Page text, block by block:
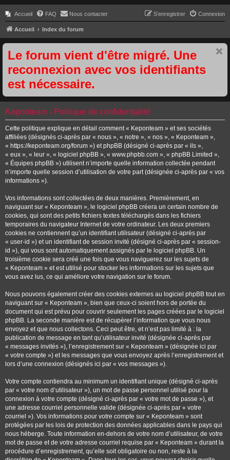
Accueil FAQ Nous contacter Connexion
S’enregistrer
Accueil Index du forum
Le forum vient d'être migré. Une
reconnexion avec vos identifiants
est nécessaire.
Keponteam - Politique de confidentialité
Cette politique explique en détail comment « Keponteam » et ses sociétés
affiliées (désignés ci-après par « nous », « notre », « nos », « Keponteam »,
« https://keponteam.org/forum ») et phpBB (désigné ci-après par « ils »,
« eux », « leur », « logiciel phpBB », « www.phpbb.com », « phpBB Limited »,
« Équipes phpBB ») utilisent n’importe quelle information collectée pendant
n’importe quelle session d’utilisation de votre part (désignée ci-après par « vos
informations »).
Vos informations sont collectées de deux manières. Premièrement, en
naviguant sur « Keponteam », le logiciel phpBB créera un certain nombre de
cookies, qui sont des petits fichiers textes téléchargés dans les fichiers
temporaires du navigateur Internet de votre ordinateur. Les deux premiers
cookies ne contiennent qu’un identifiant utilisateur (désigné ci-après par
« user-id ») et un identifiant de session invité (désigné ci-après par « session-
id »), qui vous sont automatiquement assignés par le logiciel phpBB. Un
troisième cookie sera créé une fois que vous naviguerez sur les sujets de
« Keponteam » et est utilisé pour stocker les informations sur les sujets que
vous avez lus, ce qui améliore votre navigation sur le forum.
Nous pouvons également créer des cookies externes au logiciel phpBB tout en
naviguant sur « Keponteam », bien que ceux-ci soient hors de portée du
document qui est prévu pour couvrir seulement les pages créées par le logiciel
phpBB. La seconde manière est de récupérer l’information que vous nous
envoyez et que nous collectons. Ceci peut être, et n’est pas limité à : la
publication de message en tant qu’utilisateur invité (désignée ci-après par
« messages invités »), l’enregistrement sur « Keponteam » (désignée ici par
« votre compte ») et les messages que vous envoyez après l’enregistrement et
lors d’une connexion (désignés ici par « vos messages »).
Votre compte contiendra au minimum un identifiant unique (désigné ci-après
par « votre nom d’utilisateur »), un mot de passe personnel utilisé pour la
connexion à votre compte (désigné ci-après par « votre mot de passe »), et
une adresse courriel personnelle valide (désignée ci-après par « votre
courriel »). Vos informations pour votre compte sur « Keponteam » sont
protégées par les lois de protection des données applicables dans le pays qui
nous héberge. Toute information en-dehors de votre nom d’utilisateur, de votre
mot de passe et de votre adresse courriel requise par « Keponteam » durant la
procédure d’enregistrement, qu’elle soit obligatoire ou non, reste à la